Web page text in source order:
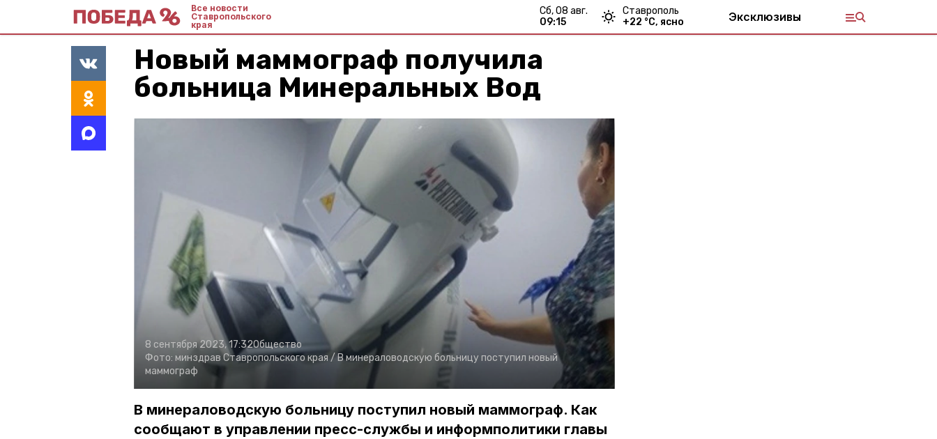
Все новости
Ставропольского
края
сб, 08 авг.
09:15
Ставрополь
+22 °С, ясно Эксклюзивы
Новый маммограф получила
больница Минеральных Вод
8 сентября 2023, 17:32Общество
Фото: минздрав Ставропольского края / В минераловодскую больницу поступил новый
маммограф
В минераловодскую больницу поступил новый маммограф. Как
сообщают в управлении пресс-службы и информполитики главы